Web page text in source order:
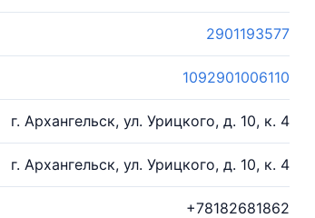
2901193577
1092901006110
г. Архангельск, ул. Урицкого, д. 10, к. 4
г. Архангельск, ул. Урицкого, д. 10, к. 4
+78182681862